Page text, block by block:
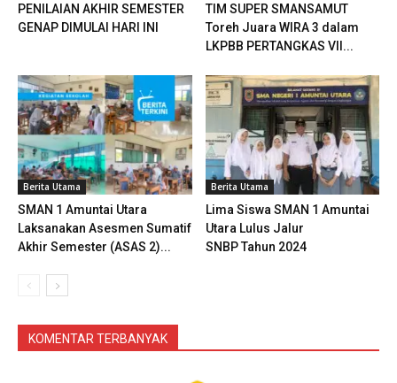
PENILAIAN AKHIR SEMESTER
GENAP DIMULAI HARI INI
TIM SUPER SMANSAMUT
Toreh Juara WIRA 3 dalam
LKPBB PERTANGKAS VII...
Berita Utama
SMAN 1 Amuntai Utara
Laksanakan Asesmen Sumatif
Akhir Semester (ASAS 2)...
Berita Utama
Lima Siswa SMAN 1 Amuntai
Utara Lulus Jalur
SNBP Tahun 2024
KOMENTAR TERBANYAK